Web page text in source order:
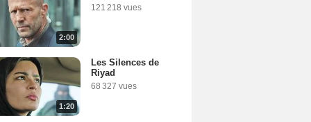
2:00
121 218 vues
1:20
Les Silences de
Riyad
68 327 vues